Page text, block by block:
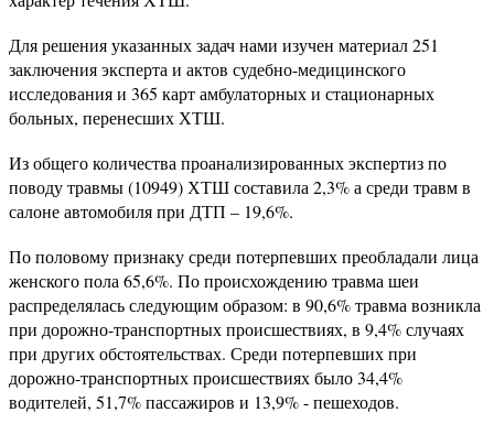
Для решения указанных задач нами изучен материал 251
заключения эксперта и актов судебно-медицинского
исследования и 365 карт амбулаторных и стационарных
больных, перенесших ХТШ.
Из общего количества проанализированных экспертиз по
поводу травмы (10949) ХТШ составила 2,3% а среди травм в
салоне автомобиля при ДТП – 19,6%.
По половому признаку среди потерпевших преобладали лица
женского пола 65,6%. По происхождению травма шеи
распределялась следующим образом: в 90,6% травма возникла
при дорожно-транспортных происшествиях, в 9,4% случаях
при других обстоятельствах. Среди потерпевших при
дорожно-транспортных происшествиях было 34,4%
водителей, 51,7% пассажиров и 13,9% - пешеходов.